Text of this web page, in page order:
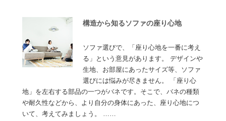
構造から知るソファの座り心地
ソファ選びで、「座り心地を一番に考え
る」という意見があります。 デザインや
生地、お部屋にあったサイズ等、ソファ
選びには悩みが尽きません。 「座り心
地」を左右する部品の一つがバネです。そこで、バネの種類
や耐久性などから、より自分の身体にあった、座り心地につ
いて、考えてみましょう。 ……